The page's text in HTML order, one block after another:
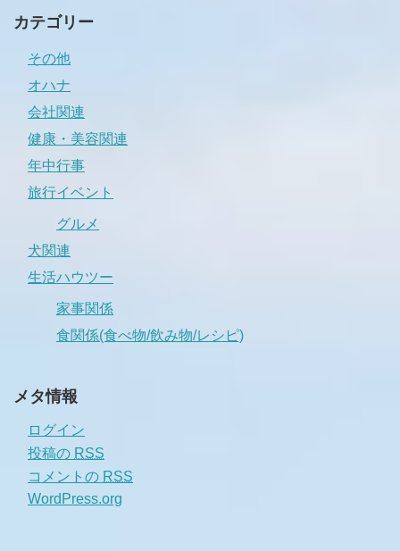
カテゴリー
その他
オハナ
会社関連
健康・美容関連
年中行事
旅行イベント
グルメ
犬関連
生活ハウツー
家事関係
食関係(食べ物/飲み物/レシピ)
メタ情報
ログイン
投稿の RSS
コメントの RSS
WordPress.org